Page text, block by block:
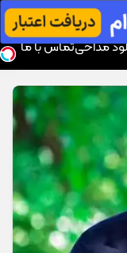
مداحیتماس با ما